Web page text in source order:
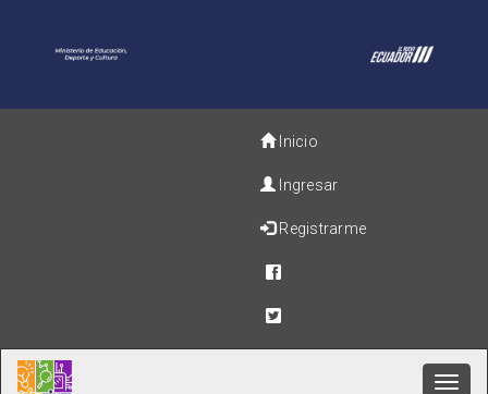
Inicio
Ingresar
Registrarme